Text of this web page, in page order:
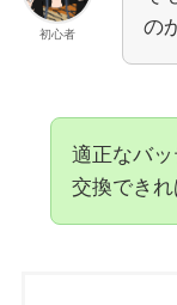
初心者
の
適正なバッ
交換でき